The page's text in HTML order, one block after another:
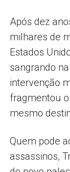
Após dez
milhares de
Estados
sangrando
intervenção
fragmentou
mesmo
Quem pode
assassinos,